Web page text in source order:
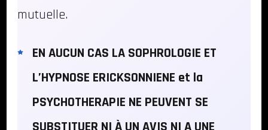
mutuelle.
EN AUCUN CAS LA SOPHROLOGIE ET
L’HYPNOSE ERICKSONNIENE et la
PSYCHOTHERAPIE NE PEUVENT SE
SUBSTITUER NI À UN AVIS NI A UNE